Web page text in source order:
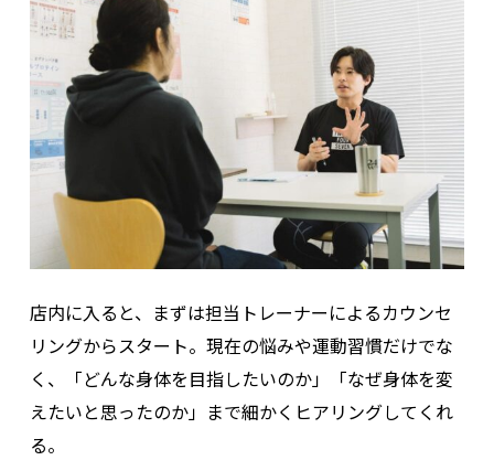
店内に入ると、まずは担当トレーナーによるカウンセ
リングからスタート。現在の悩みや運動習慣だけでな
く、「どんな身体を目指したいのか」「なぜ身体を変
えたいと思ったのか」まで細かくヒアリングしてくれ
る。